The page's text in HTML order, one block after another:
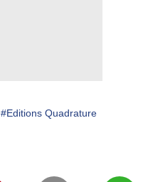
#Editions Quadrature